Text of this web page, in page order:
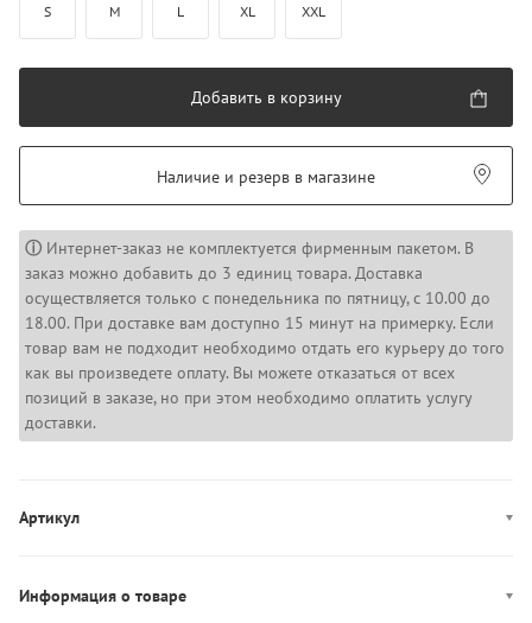
S M L XL XXL
Добавить в корзину
Наличие и резерв в магазине
ⓘ Интернет-заказ не комплектуется фирменным пакетом. В
заказ можно добавить до 3 единиц товара. Доставка
осуществляется только с понедельника по пятницу, с 10.00 до
18.00. При доставке вам доступно 15 минут на примерку. Если
товар вам не подходит необходимо отдать его курьеру до того
как вы произведете оплату. Вы можете отказаться от всех
позиций в заказе, но при этом необходимо оплатить услугу
доставки.
Артикул
Информация о товаре